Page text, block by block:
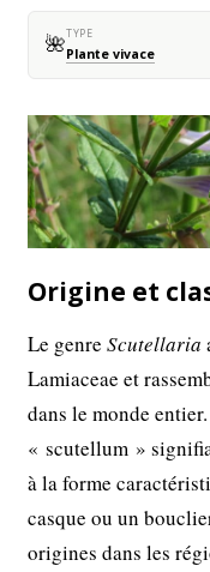
🌺TYPE
Plante vivace
Origine et
Le genreScutellaria
Lamiaceae et
dans le monde
« scutellum »
à la forme
casque ou un
origines dans les